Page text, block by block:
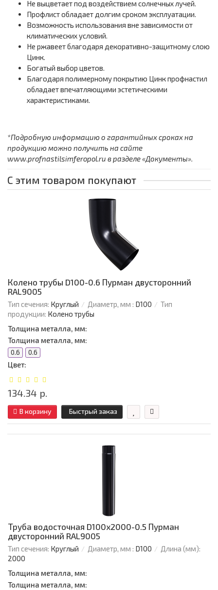
Не выцветает под воздействием солнечных лучей.
Профлист обладает долгим сроком эксплуатации.
Возможность использования вне зависимости от
климатических условий.
Не ржавеет благодаря декоративно-защитному слою
Цинк.
Богатый выбор цветов.
Благодаря полимерному покрытию Цинк профнастил
обладает впечатляющими эстетическими
характеристиками.
*Подробную информацию о гарантийных сроках на
продукцию можно получить на сайте
www.profnastilsimferopol.ru в разделе «Документы».
С этим товаром покупают
Колено трубы D100-0.6 Пурман двусторонний
RAL9005
Тип сечения: Круглый Диаметр, мм : D100
Тип
продукции: Колено трубы
Толщина металла, мм:
Толщина металла, мм:
0.6 0.6
Цвет:
134.34 р.
В корзину Быстрый заказ
Труба водосточная D100х2000-0.5 Пурман
двусторонний RAL9005
Тип сечения: Круглый Диаметр, мм : D100
Длина (мм):
2000
Толщина металла, мм:
Толщина металла, мм: